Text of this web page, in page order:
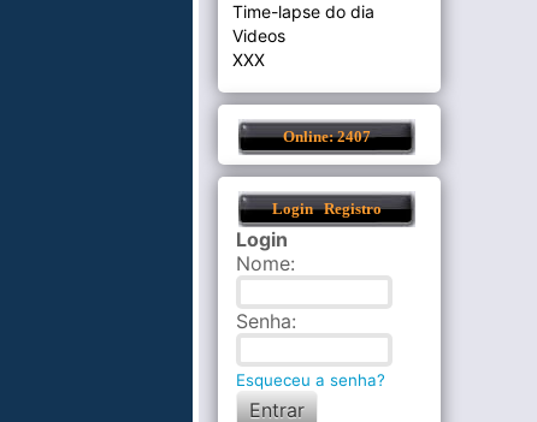
Time-lapse do dia
Videos
XXX
Online: 2407
Login Registro
Login
Nome:
Senha:
Esqueceu a senha?